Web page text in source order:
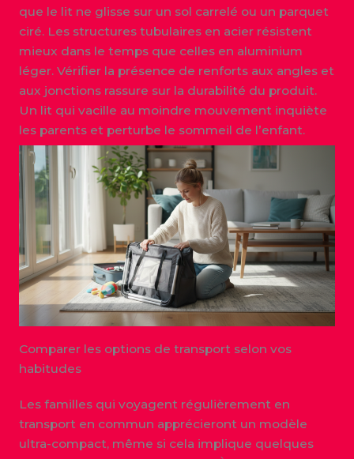
que le lit ne glisse sur un sol carrelé ou un parquet
ciré. Les structures tubulaires en acier résistent
mieux dans le temps que celles en aluminium
léger. Vérifier la présence de renforts aux angles et
aux jonctions rassure sur la durabilité du produit.
Un lit qui vacille au moindre mouvement inquiète
les parents et perturbe le sommeil de l’enfant.
Comparer les options de transport selon vos
habitudes
Les familles qui voyagent régulièrement en
transport en commun apprécieront un modèle
ultra-compact, même si cela implique quelques